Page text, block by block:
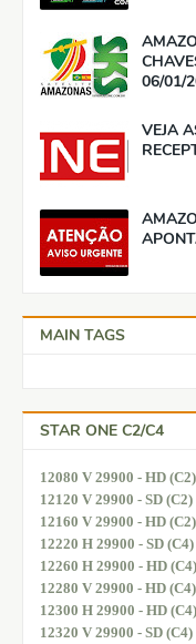
06/01/
VEJA
MAIN TAGS
STAR ONE C2/C4
12080 V 29900 - HD (C2)
12120 V 29900 - SD (C2)
12160 V 29900 - HD (C2)
12220 H 29900 - SD (C4)
12260 H 29900 - HD (C4)
12280 V 29900 - HD (C4)
12300 H 29900 - HD (C4)
12320 V 29900 - SD (C4)